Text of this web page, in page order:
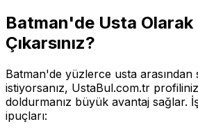
Batman'de Usta Olarak
Çıkarsınız?
Batman'de yüzlerce usta arasından
istiyorsanız, UstaBul.com.tr
doldurmanız büyük avantaj sağlar.
ipuçları: